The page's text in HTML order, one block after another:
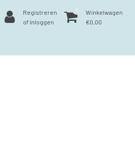
Registreren
of Inloggen
0
Winkelwagen
€0,00